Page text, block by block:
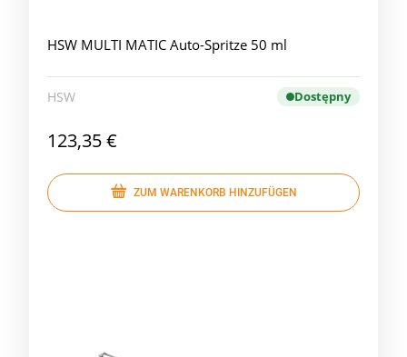
HSW MULTI MATIC Auto-Spritze 50 ml
HSW Dostępny
123,35 €
ZUM WARENKORB HINZUFÜGEN